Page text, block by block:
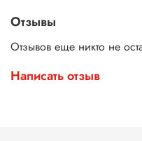
Отзывы
Отзывов еще никто не
Написать отзыв